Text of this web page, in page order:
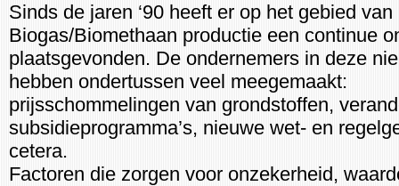
Sinds de jaren ‘90 heeft er op het gebied van
Biogas/Biomethaan productie een continue
plaatsgevonden. De ondernemers in deze
hebben ondertussen veel meegemaakt:
prijsschommelingen van grondstoffen,
subsidieprogramma’s, nieuwe wet- en
cetera.
Factoren die zorgen voor onzekerheid,